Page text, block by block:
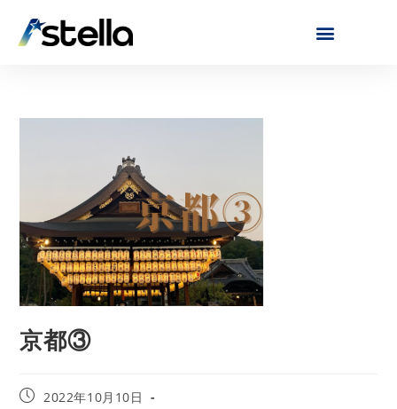
京都③
2022年10月10日